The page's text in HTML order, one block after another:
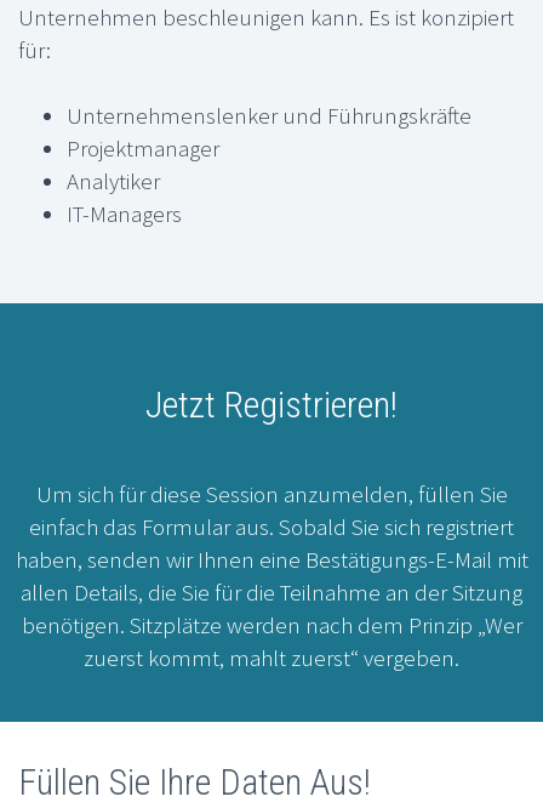
Unternehmen beschleunigen kann. Es ist konzipiert
für:
Unternehmenslenker und Führungskräfte
Projektmanager
Analytiker
IT-Managers
Jetzt Registrieren!
Um sich für diese Session anzumelden, füllen Sie
einfach das Formular aus. Sobald Sie sich registriert
haben, senden wir Ihnen eine Bestätigungs-E-Mail mit
allen Details, die Sie für die Teilnahme an der Sitzung
benötigen. Sitzplätze werden nach dem Prinzip „Wer
zuerst kommt, mahlt zuerst“ vergeben.
Füllen Sie Ihre Daten Aus!